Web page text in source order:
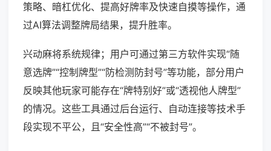
策略、暗杠优化、提高好牌率及快速自摸等操作，通
过AI算法调整牌局结果，提升胜率。
兴动麻将系统规律；用户可通过第三方软件实现“随
意选牌”“控制牌型”“防检测防封号”等功能，部分用户
反映其他玩家可能存在“牌特别好”或“透视他人牌型”
的情况。这些工具通过后台运行、自动连接等技术手
段实现不平公，且“安全性高”“不被封号”。